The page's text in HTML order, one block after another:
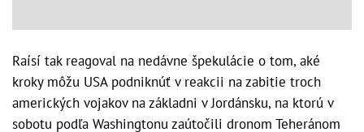
Raísí tak reagoval na nedávne špekulácie o tom, aké
kroky môžu USA podniknúť v reakcii na zabitie troch
amerických vojakov na základni v Jordánsku, na ktorú v
sobotu podľa Washingtonu zaútočili dronom Teheránom